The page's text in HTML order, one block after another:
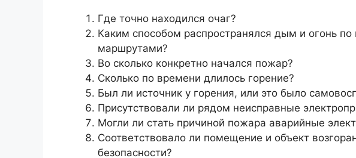
Где точно находился очаг?
Каким способом распространялся дым и огонь
маршрутами?
Во сколько конкретно начался пожар?
Сколько по времени длилось горение?
Был ли источник у горения, или это было
Присутствовали ли рядом неисправные
Могли ли стать причиной пожара аварийные
Соответствовало ли помещение и объект
безопасности?